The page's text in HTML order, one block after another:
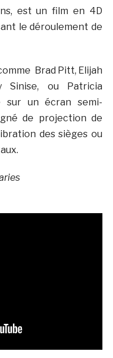
est un film en 4D
le déroulement de
Brad Pitt, Elijah
Sinise, ou Patricia
sur un écran semi-
de projection de
des sièges ou